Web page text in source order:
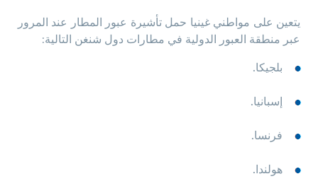
يتعين على مواطني غينيا حمل تأشيرة عبور المطار عند المرور
عبر منطقة العبور الدولية في مطارات دول شنغن التالية:
بلجيكا.
إسبانيا.
فرنسا.
هولندا.